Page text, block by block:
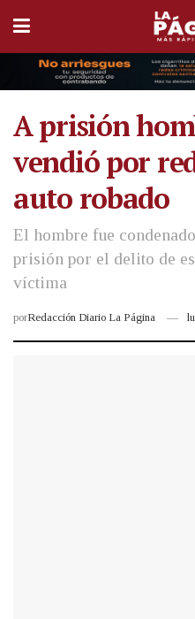
A prisión
vendió por
auto robado
El hombre fue
prisión por el delito de
víctima
porRedacción Diario La Página